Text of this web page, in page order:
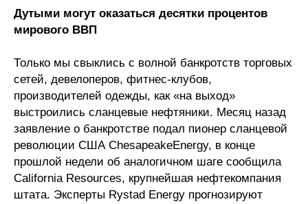
Сотрудники
Противодействие коррупции
Материалы для СМИ
Публикации
Научная жизнь
Дутыми могут оказаться десятки процентов
мирового ВВП
Только мы свыклись с волной банкротств торговых
сетей, девелоперов, фитнес-клубов,
производителей одежды, как «на выход»
выстроились сланцевые нефтяники. Месяц назад
заявление о банкротстве подал пионер сланцевой
революции США ChesapeakeEnergy, в конце
прошлой недели об аналогичном шаге сообщила
California Resources, крупнейшая нефтекомпания
штата. Эксперты Rystad Energy прогнозируют